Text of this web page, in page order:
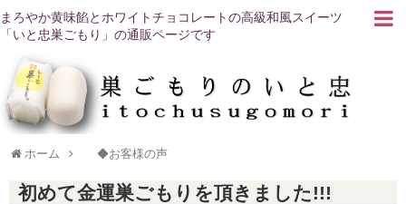
まろやか黄味餡とホワイトチョコレートの高級和風スイーツ
「いと忠巣ごもり」の通販ページです
ホーム ◆お客様の声
初めて金運巣ごもりを頂きました!!!